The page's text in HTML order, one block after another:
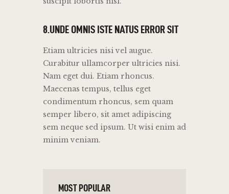
8.UNDE OMNIS ISTE NATUS ERROR SIT
Etiam ultricies nisi vel augue.
Curabitur ullamcorper ultricies nisi.
Nam eget dui. Etiam rhoncus.
Maecenas tempus, tellus eget
condimentum rhoncus, sem quam
semper libero, sit amet adipiscing
sem neque sed ipsum. Ut wisi enim ad
minim veniam.
MOST POPULAR